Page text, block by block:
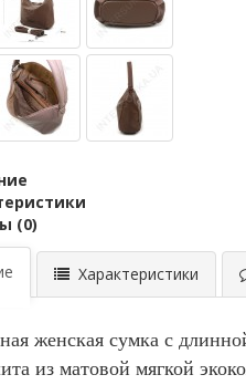
(0)
Характеристики
женская сумка с
из матовой мягкой